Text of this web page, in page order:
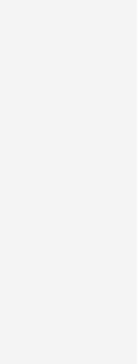
geht’s ganz einfach.